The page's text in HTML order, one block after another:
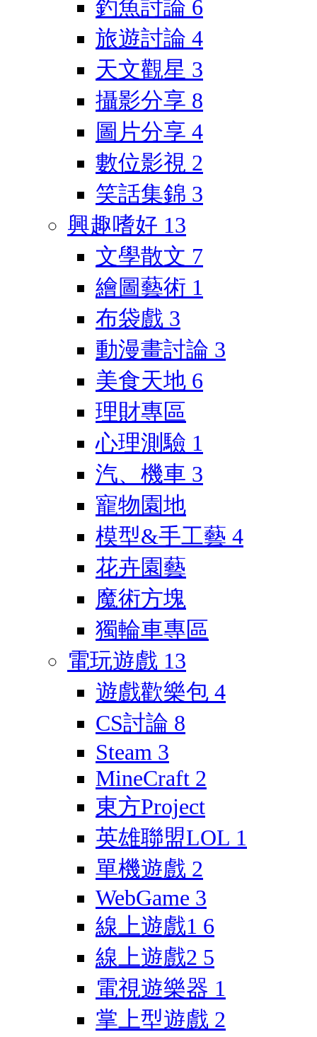
釣魚討論 6
旅遊討論 4
天文觀星 3
攝影分享 8
圖片分享 4
數位影視 2
笑話集錦 3
興趣嗜好 13
文學散文 7
繪圖藝術 1
布袋戲 3
動漫畫討論 3
美食天地 6
理財專區
心理測驗 1
汽、機車 3
寵物園地
模型&手工藝 4
花卉園藝
魔術方塊
獨輪車專區
電玩遊戲 13
遊戲歡樂包 4
CS討論 8
Steam 3
MineCraft 2
東方Project
英雄聯盟LOL 1
單機遊戲 2
WebGame 3
線上遊戲1 6
線上遊戲2 5
電視遊樂器 1
掌上型遊戲 2